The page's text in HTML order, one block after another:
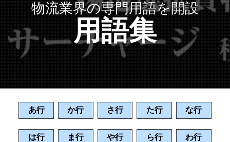
物流業界の専門用語を開設
用語集
あ行 か行 さ行 た行 な行
は行 ま行 や行 ら行 わ行